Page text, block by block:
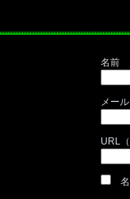
名前
メー
URL（